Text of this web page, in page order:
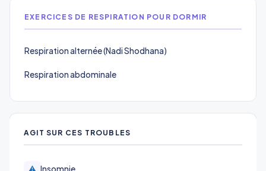
EXERCICES DE RESPIRATION POUR DORMIR
Respiration alternée (Nadi Shodhana)
Respiration abdominale
AGIT SUR CES TROUBLES
⚠️ Insomnie